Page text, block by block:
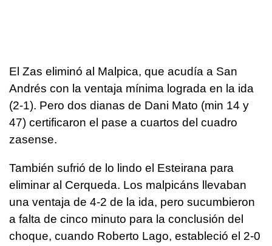
El Zas eliminó al Malpica, que acudía a San
Andrés con la ventaja mínima lograda en la ida
(2-1). Pero dos dianas de Dani Mato (min 14 y
47) certificaron el pase a cuartos del cuadro
zasense.
También sufrió de lo lindo el Esteirana para
eliminar al Cerqueda. Los malpicáns llevaban
una ventaja de 4-2 de la ida, pero sucumbieron
a falta de cinco minuto para la conclusión del
choque, cuando Roberto Lago, estableció el 2-0